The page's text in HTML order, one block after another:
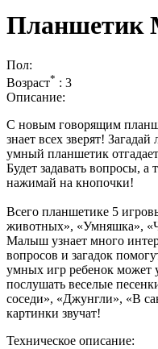
Планшетик
Пол:
Возраст* : 3
Описание:
С новым говорящим
знает всех зверят!
умный планшетик
Будет задавать вопросы,
нажимай на кнопочки!
Всего планшетике 5
животных», «Умняшка»,
Малыш узнает много
вопросов и загадок
умных игр ребенок может
послушать веселые
соседи», «Джунгли», «В
картинки звучат!
Техническое описание: